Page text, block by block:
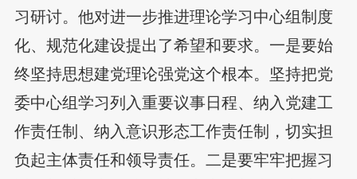
习研讨。他对进一步推进理论学习中心组制度
化、规范化建设提出了希望和要求。一是要始
终坚持思想建党理论强党这个根本。坚持把党
委中心组学习列入重要议事日程、纳入党建工
作责任制、纳入意识形态工作责任制，切实担
负起主体责任和领导责任。二是要牢牢把握习